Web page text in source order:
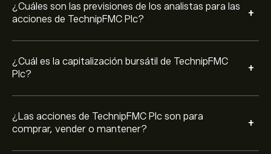
¿Cuáles son las previsiones de los analistas para las
acciones de TechnipFMC Plc?
+
¿Cuál es la capitalización bursátil de TechnipFMC
Plc?
+
¿Las acciones de TechnipFMC Plc son para
comprar, vender o mantener?
+